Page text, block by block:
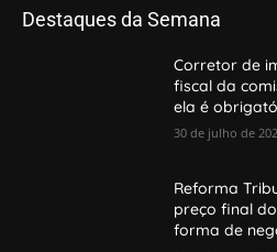
Destaques da Semana
Corretor de
fiscal da
ela é
30 de julho de
Reforma
preço final
forma de